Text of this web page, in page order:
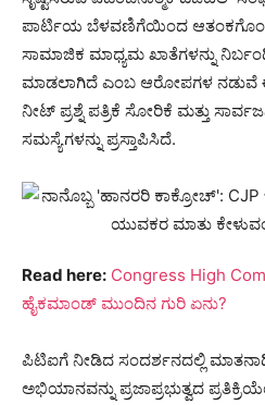
ಪಾರ್ಟಿಯ ಬೆಳವಣಿಗೆಯಿಂದ ಆತಂಕಗೊಂಡ
ಸಾಮಾಜಿಕ ಮಾಧ್ಯಮ ಖಾತೆಗಳನ್ನು
ಮಾಡಲಾಗಿದೆ ಎಂಬ ಆರೋಪಗಳ ನಡುವೆ
ನೀಟ್ ಪ್ರಶ್ನೆ ಪತ್ರಿಕೆ ಸೋರಿಕೆ ಮತ್ತು
ಸಮಸ್ಯೆಗಳನ್ನು ಪ್ರಸ್ತಾಪಿಸಿದೆ.
Read here: Congress High
ಹೈಕಮಾಂಡ್ ಮುಂದಿನ ಗುರಿ ಏನು?
ಪಿಟಿಐಗೆ ನೀಡಿದ ಸಂದರ್ಶನದಲ್ಲಿ
ಅಭಿಯಾನವನ್ನು ಪ್ರಜಾಪ್ರಭುತ್ವದ